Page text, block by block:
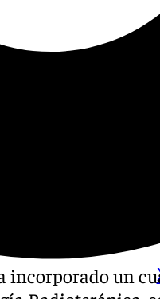
incorporado un